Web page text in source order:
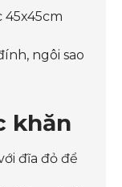
ngôi sao
khăn
đĩa đỏ để